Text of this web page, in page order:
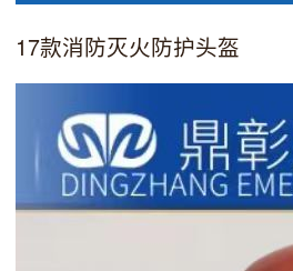
17款消防灭火防护头盔